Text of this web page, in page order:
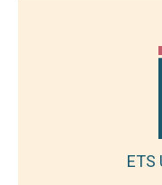
ETS